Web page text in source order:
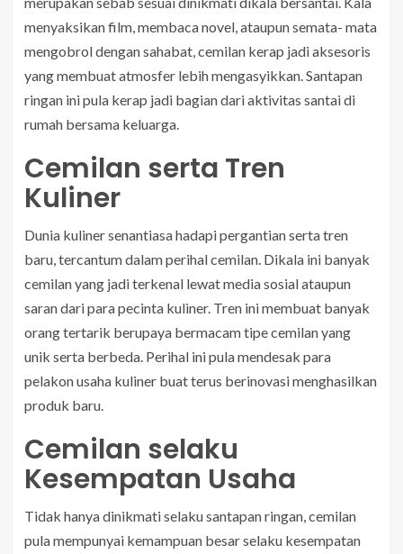
menyaksikan film, membaca novel, ataupun semata- mata
mengobrol dengan sahabat, cemilan kerap jadi aksesoris
yang membuat atmosfer lebih mengasyikkan. Santapan
ringan ini pula kerap jadi bagian dari aktivitas santai di
rumah bersama keluarga.
Cemilan serta Tren
Kuliner
Dunia kuliner senantiasa hadapi pergantian serta tren
baru, tercantum dalam perihal cemilan. Dikala ini banyak
cemilan yang jadi terkenal lewat media sosial ataupun
saran dari para pecinta kuliner. Tren ini membuat banyak
orang tertarik berupaya bermacam tipe cemilan yang
unik serta berbeda. Perihal ini pula mendesak para
pelakon usaha kuliner buat terus berinovasi menghasilkan
produk baru.
Cemilan selaku
Kesempatan Usaha
Tidak hanya dinikmati selaku santapan ringan, cemilan
pula mempunyai kemampuan besar selaku kesempatan